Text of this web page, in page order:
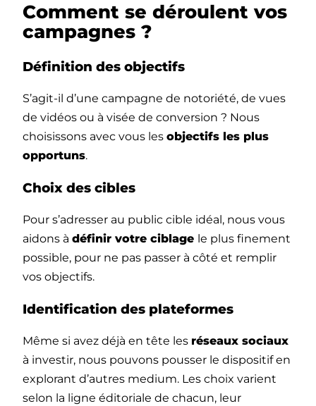
Comment se déroulent vos
campagnes ?
Définition des objectifs
S’agit-il d’une campagne de notoriété, de vues
de vidéos ou à visée de conversion ? Nous
choisissons avec vous les objectifs les plus
opportuns.
Choix des cibles
Pour s’adresser au public cible idéal, nous vous
aidons à définir votre ciblage le plus finement
possible, pour ne pas passer à côté et remplir
vos objectifs.
Identification des plateformes
Même si avez déjà en tête les réseaux sociaux
à investir, nous pouvons pousser le dispositif en
explorant d’autres medium. Les choix varient
selon la ligne éditoriale de chacun, leur